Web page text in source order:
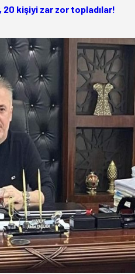
20 kişiyi zar zor topladılar!